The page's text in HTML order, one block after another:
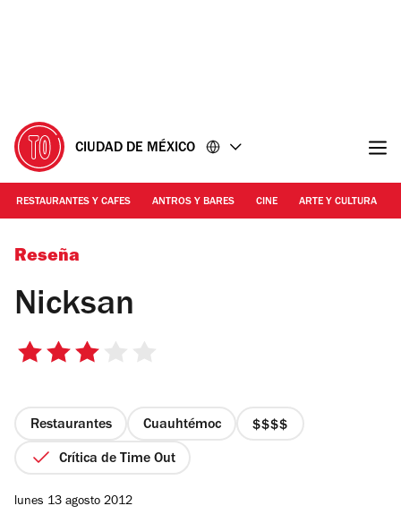
CIUDAD DE MÉXICO
RESTAURANTES Y CAFES ANTROS Y BARES CINE ARTE Y CULTURA
Foto:Gustavo Morainslie
Reseña
Nicksan
3
estrellas
Restaurantes Cuauhtémoc
precio
Crítica de Time Out
lunes 13 agosto 2012